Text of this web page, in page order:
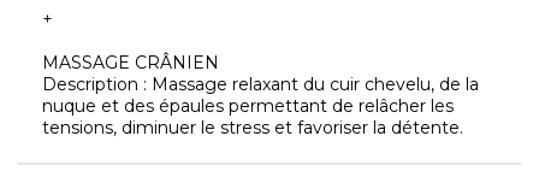
+
MASSAGE CRÂNIEN
Description : Massage relaxant du cuir chevelu, de la
nuque et des épaules permettant de relâcher les
tensions, diminuer le stress et favoriser la détente.